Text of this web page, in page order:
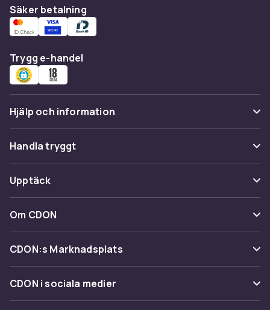
Säker betalning
Trygg e-handel
Hjälp och information
Vanliga frågor
Spåra paket
Ångra & Returnera här
Kundservice
Handla tryggt
Betalning
Leverans
Återkallelser
Upptäck
Kategorier
Varumärken
Shopit.se
Om CDON
Om oss
Kundrecensioner
CDON:s Marknadsplats
Sälj på CDON
Bli affiliate
CDON i sociala medier